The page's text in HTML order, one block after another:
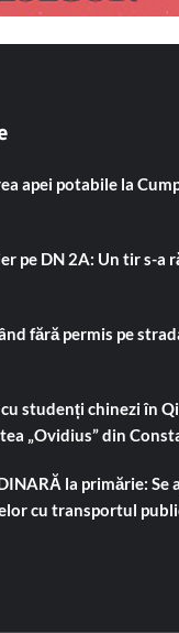
apei potabile la
pe DN 2A: Un tir s-a
fără permis pe
studenți chinezi în
„Ovidius” din
la primărie: Se
cu transportul